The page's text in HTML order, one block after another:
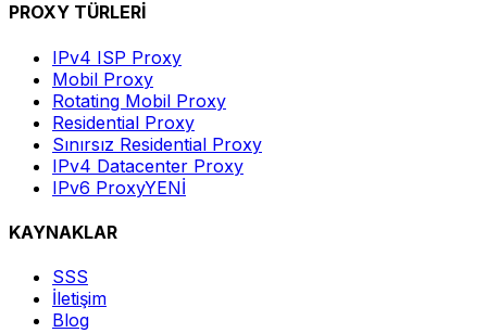
PROXY TÜRLERİ
IPv4 ISP Proxy
Mobil Proxy
Rotating Mobil Proxy
Residential Proxy
Sınırsız Residential Proxy
IPv4 Datacenter Proxy
IPv6 ProxyYENİ
KAYNAKLAR
SSS
İletişim
Blog